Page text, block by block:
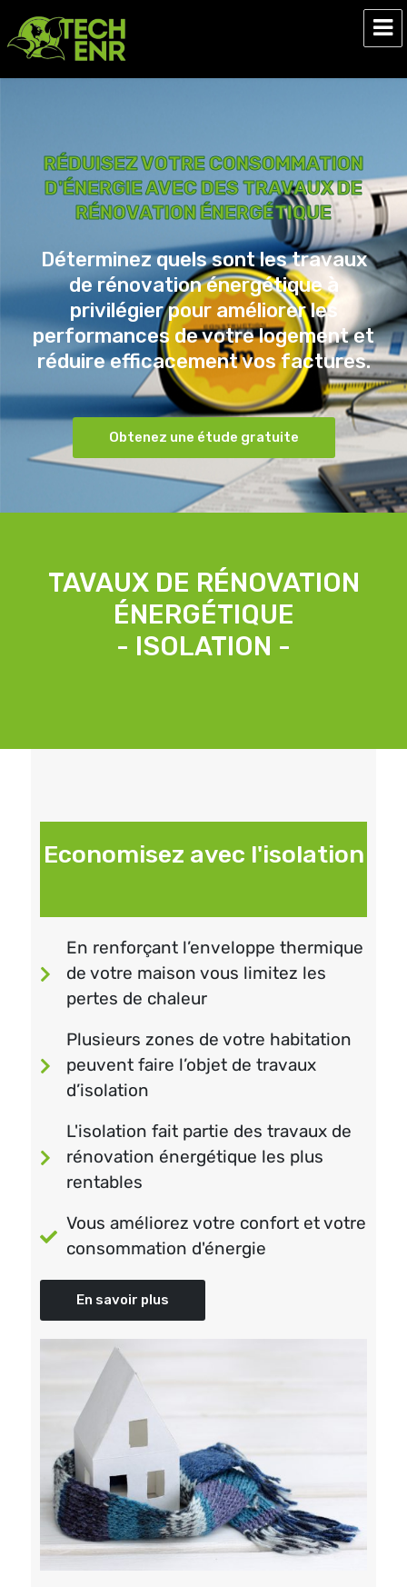
Tech ENR
RÉDUISEZ VOTRE CONSOMMATION
D'ÉNERGIE AVEC DES TRAVAUX DE
RÉNOVATION ÉNERGÉTIQUE
Déterminez quels sont les travaux
de rénovation énergétique à
privilégier pour améliorer les
performances de votre logement et
réduire efficacement vos factures.
Obtenez une étude gratuite
TAVAUX DE RÉNOVATION
ÉNERGÉTIQUE
- ISOLATION -
Economisez avec l'isolation
En renforçant l’enveloppe thermique
de votre maison vous limitez les
pertes de chaleur
Plusieurs zones de votre habitation
peuvent faire l’objet de travaux
d’isolation
L'isolation fait partie des travaux de
rénovation énergétique les plus
rentables
Vous améliorez votre confort et votre
consommation d'énergie
En savoir plus